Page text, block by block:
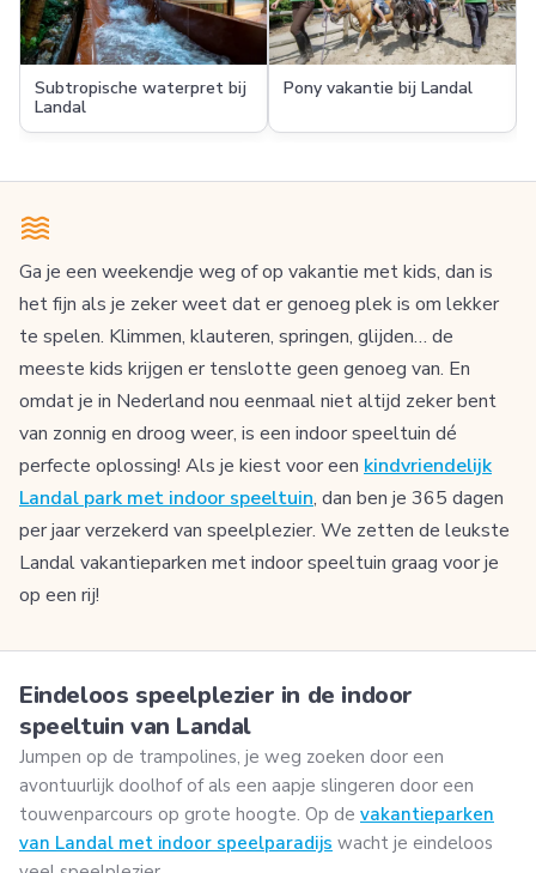
Subtropische waterpret bij
Landal
Pony vakantie bij Landal
Ga je een weekendje weg of op vakantie met kids, dan is
het fijn als je zeker weet dat er genoeg plek is om lekker
te spelen. Klimmen, klauteren, springen, glijden… de
meeste kids krijgen er tenslotte geen genoeg van. En
omdat je in Nederland nou eenmaal niet altijd zeker bent
van zonnig en droog weer, is een indoor speeltuin dé
perfecte oplossing! Als je kiest voor een kindvriendelijk
Landal park met indoor speeltuin, dan ben je 365 dagen
per jaar verzekerd van speelplezier. We zetten de leukste
Landal vakantieparken met indoor speeltuin graag voor je
op een rij!
Eindeloos speelplezier in de indoor
speeltuin van Landal
Jumpen op de trampolines, je weg zoeken door een
avontuurlijk doolhof of als een aapje slingeren door een
touwenparcours op grote hoogte. Op de vakantieparken
van Landal met indoor speelparadijs wacht je eindeloos